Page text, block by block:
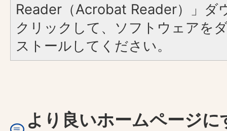
Reader（Acrobat Reader）」ダ
クリックして、ソフトウェアを
ストールしてください。
より良いホームページ